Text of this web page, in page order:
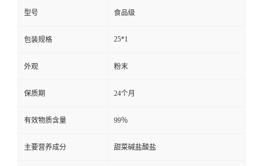
型号 食品级
包装规格 25*1
外观 粉末
保质期 24个月
有效物质含量 99％
主要营养成分 甜菜碱盐酸盐